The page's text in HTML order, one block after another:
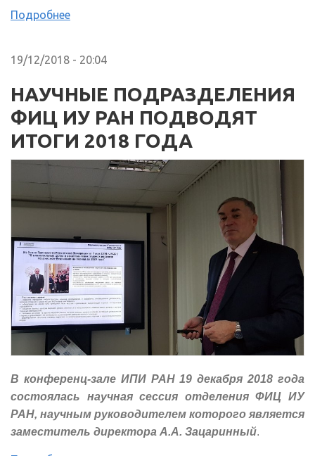
Подробнее
19/12/2018 - 20:04
НАУЧНЫЕ ПОДРАЗДЕЛЕНИЯ
ФИЦ ИУ РАН ПОДВОДЯТ
ИТОГИ 2018 ГОДА
В конференц-зале ИПИ РАН 19 декабря 2018 года
состоялась научная сессия отделения ФИЦ ИУ
РАН, научным руководителем которого является
заместитель директора А.А. Зацаринный.